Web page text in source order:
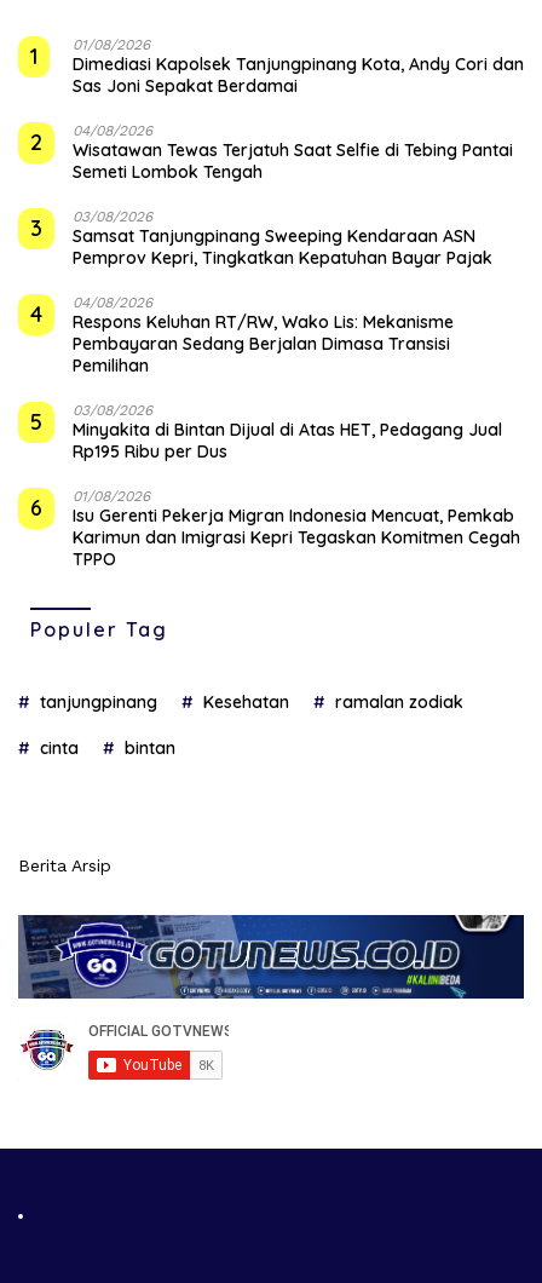
1 01/08/2026
Dimediasi Kapolsek Tanjungpinang Kota, Andy Cori dan
Sas Joni Sepakat Berdamai
2 04/08/2026
Wisatawan Tewas Terjatuh Saat Selfie di Tebing Pantai
Semeti Lombok Tengah
3 03/08/2026
Samsat Tanjungpinang Sweeping Kendaraan ASN
Pemprov Kepri, Tingkatkan Kepatuhan Bayar Pajak
4 04/08/2026
‎Respons Keluhan RT/RW, Wako Lis: Mekanisme
Pembayaran Sedang Berjalan Dimasa Transisi
Pemilihan
5 03/08/2026
Minyakita di Bintan Dijual di Atas HET, Pedagang Jual
Rp195 Ribu per Dus
6 01/08/2026
Isu Gerenti Pekerja Migran Indonesia Mencuat, Pemkab
Karimun dan Imigrasi Kepri Tegaskan Komitmen Cegah
TPPO
Populer Tag
tanjungpinang Kesehatan ramalan zodiak
cinta bintan
Berita Arsip